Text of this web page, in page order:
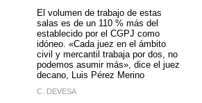
El volumen de trabajo de estas
salas es de un 110 % más del
establecido por el CGPJ como
idóneo. «Cada juez en el ámbito
civil y mercantil trabaja por dos, no
podemos asumir más», dice el juez
decano, Luis Pérez Merino
C. DEVESA